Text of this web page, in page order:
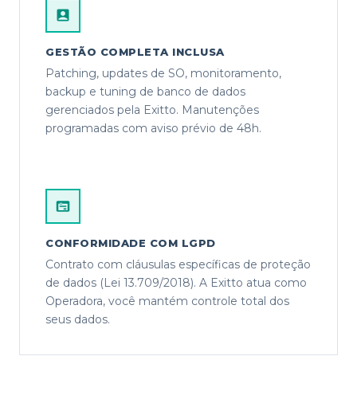
GESTÃO COMPLETA INCLUSA
Patching, updates de SO, monitoramento,
backup e tuning de banco de dados
gerenciados pela Exitto. Manutenções
programadas com aviso prévio de 48h.
CONFORMIDADE COM LGPD
Contrato com cláusulas específicas de proteção
de dados (Lei 13.709/2018). A Exitto atua como
Operadora, você mantém controle total dos
seus dados.